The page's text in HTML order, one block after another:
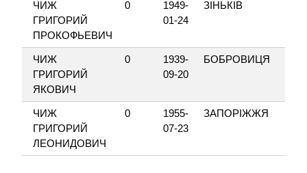
ЧИЖ
ГРИГОРИЙ
ПРОКОФЬЕВИЧ
0
1949-
01-24
ЗІНЬКІВ
ЧИЖ
ГРИГОРИЙ
ЯКОВИЧ
0
1939-
09-20
БОБРОВИЦЯ
ЧИЖ
ГРИГОРИЙ
ЛЕОНИДОВИЧ
0
1955-
07-23
ЗАПОРІЖЖЯ